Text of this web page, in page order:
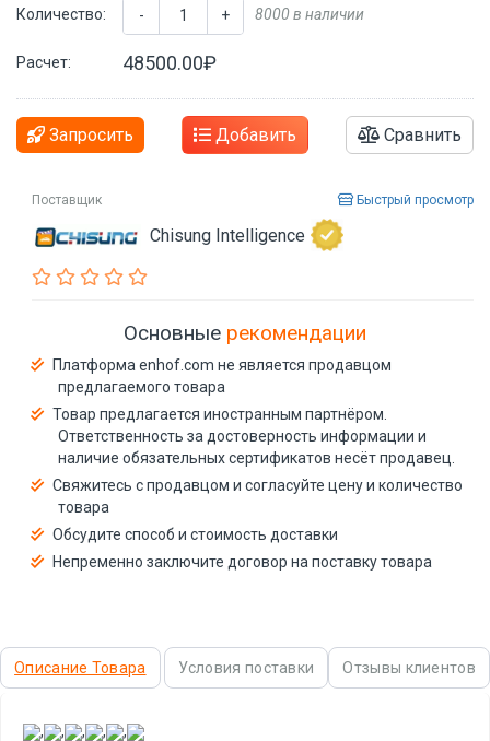
Количество: - + 8000 в наличии
Расчет: 48500.00₽
Запросить Добавить Сравнить
Поставщик Быстрый просмотр
Chisung Intelligence
Основные рекомендации
Платформа enhof.com не является продавцом
предлагаемого товара
Товар предлагается иностранным партнёром.
Ответственность за достоверность информации и
наличие обязательных сертификатов несёт продавец.
Свяжитесь с продавцом и согласуйте цену и количество
товара
Обсудите способ и стоимость доставки
Непременно заключите договор на поставку товара
Описание Товара Условия поставки Отзывы клиентов
, , , , ,